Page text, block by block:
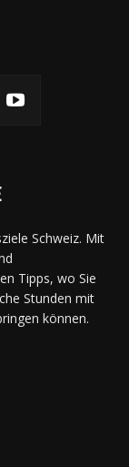
Schweiz. Mit
Tipps, wo Sie
Stunden mit
können.